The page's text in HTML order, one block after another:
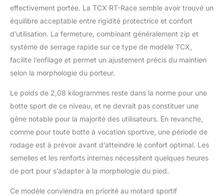
effectivement portée. La TCX RT-Race semble avoir trouvé un
équilibre acceptable entre rigidité protectrice et confort
d’utilisation. La fermeture, combinant généralement zip et
système de serrage rapide sur ce type de modèle TCX,
facilite l’enfilage et permet un ajustement précis du maintien
selon la morphologie du porteur.
Le poids de 2,08 kilogrammes reste dans la norme pour une
botte sport de ce niveau, et ne devrait pas constituer une
gêne notable pour la majorité des utilisateurs. En revanche,
comme pour toute botte à vocation sportive, une période de
rodage est à prévoir avant d’atteindre le confort optimal. Les
semelles et les renforts internes nécessitent quelques heures
de port pour s’adapter à la morphologie du pied.
Ce modèle conviendra en priorité au motard sportif